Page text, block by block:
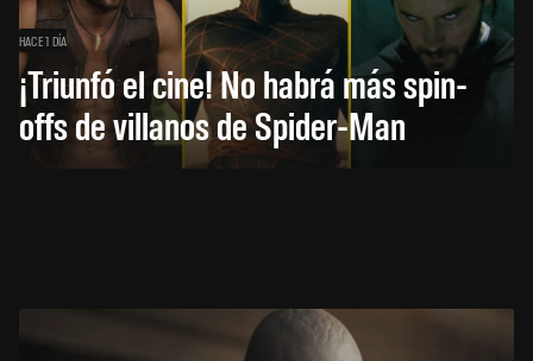
HACE 1 DÍA
¡Triunfó el cine! No habrá más spin-
offs de villanos de Spider-Man